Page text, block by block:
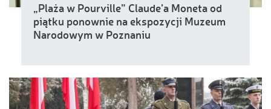
„Plaża w Pourville” Claude’a Moneta od
piątku ponownie na ekspozycji Muzeum
Narodowym w Poznaniu